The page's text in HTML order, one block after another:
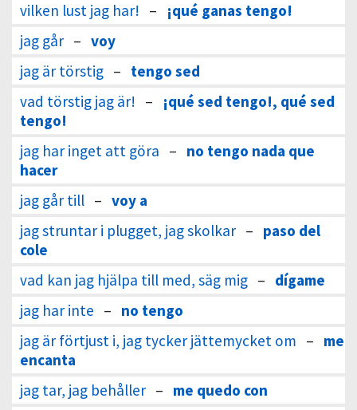
vilken lust jag har! –
¡qué ganas tengo!
jag går – voy
jag är törstig – tengo sed
vad törstig jag är! –
¡qué sed tengo!, qué sed
tengo!
jag har inget att göra – no tengo nada que
hacer
jag går till – voy a
jag struntar i plugget, jag skolkar – paso del
cole
vad kan jag hjälpa till med, säg mig – dígame
jag har inte – no tengo
jag är förtjust i, jag tycker jättemycket om – me
encanta
jag tar, jag behåller – me quedo con